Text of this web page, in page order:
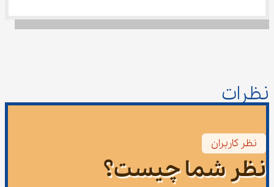
نظرات
نظر کاربران
نظر شما چیست؟